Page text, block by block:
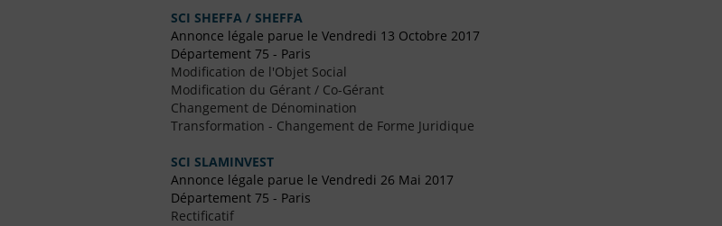
SCI SHEFFA / SHEFFA
Annonce légale parue le Vendredi 13 Octobre 2017
Département 75 - Paris
Modification de l'Objet Social
Modification du Gérant / Co-Gérant
Changement de Dénomination
Transformation - Changement de Forme Juridique
SCI SLAMINVEST
Annonce légale parue le Vendredi 26 Mai 2017
Département 75 - Paris
Rectificatif